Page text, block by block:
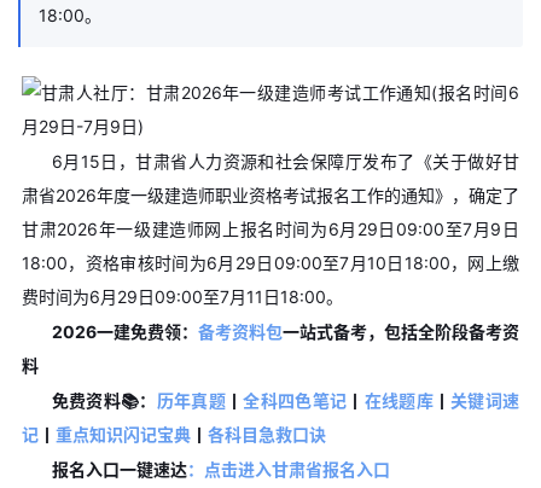
18:00。
6月15日，甘肃省人力资源和社会保障厅发布了《关于做好甘
肃省2026年度一级建造师职业资格考试报名工作的通知》，确定了
甘肃2026年一级建造师网上报名时间为6月29日09:00至7月9日
18:00，资格审核时间为6月29日09:00至7月10日18:00，网上缴
费时间为6月29日09:00至7月11日18:00。
2026一建免费领： 备考资料包一站式备考，包括全阶段备考资
料
免费资料📚： 历年真题 丨全科四色笔记 丨 在线题库丨关键词速
记丨 重点知识闪记宝典丨 各科目急救口诀
报名入口一键速达：点击进入甘肃省报名入口